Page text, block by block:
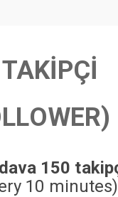
TAKİPÇİ
150
10 minutes)